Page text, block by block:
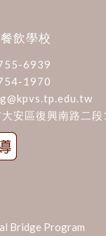
飲學校
6939
1970
安區復興南路二
Bridge Program